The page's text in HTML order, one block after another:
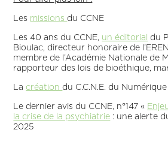
Les missionsdu CCNE
Les 40 ans du CCNE, un éditorial du
Bioulac, directeur honoraire de
membre de l’Académie Nationale de
rapporteur des lois de bioéthique,
La créationdu C.C.N.E. du
Le dernier avis du CCNE, n°147 «
la crise de la psychiatrie : une alerte
2025